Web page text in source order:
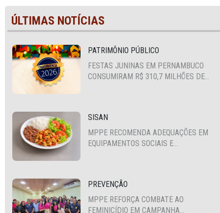
ÚLTIMAS NOTÍCIAS
PATRIMÔNIO PÚBLICO
FESTAS JUNINAS EM PERNAMBUCO
CONSUMIRAM R$ 310,7 MILHÕES DE
SISAN
MPPE RECOMENDA ADEQUAÇÕES EM
EQUIPAMENTOS SOCIAIS E
PREVENÇÃO
MPPE REFORÇA COMBATE AO
FEMINICÍDIO EM CAMPANHA